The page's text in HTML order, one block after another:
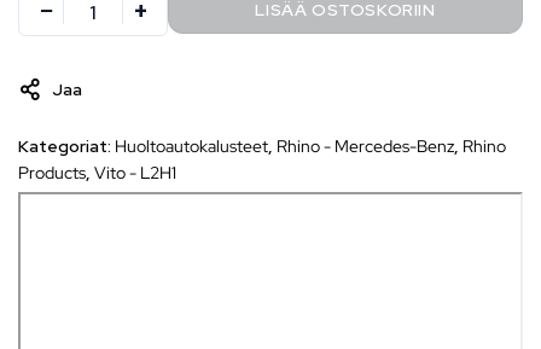
LISÄÄ OSTOSKORIIN
Jaa
Kategoriat: Huoltoautokalusteet, Rhino - Mercedes-Benz, Rhino
Products, Vito - L2H1